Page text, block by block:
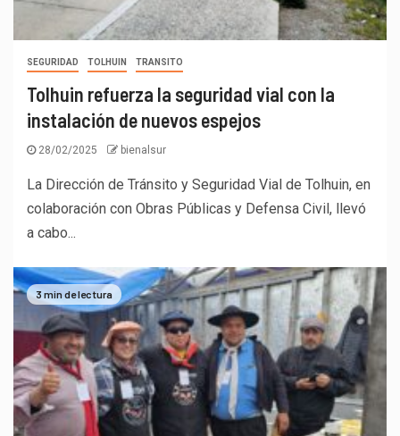
SEGURIDAD TOLHUIN TRANSITO
Tolhuin refuerza la seguridad vial con la
instalación de nuevos espejos
28/02/2025 bienalsur
La Dirección de Tránsito y Seguridad Vial de Tolhuin, en
colaboración con Obras Públicas y Defensa Civil, llevó
a cabo...
3 min de lectura